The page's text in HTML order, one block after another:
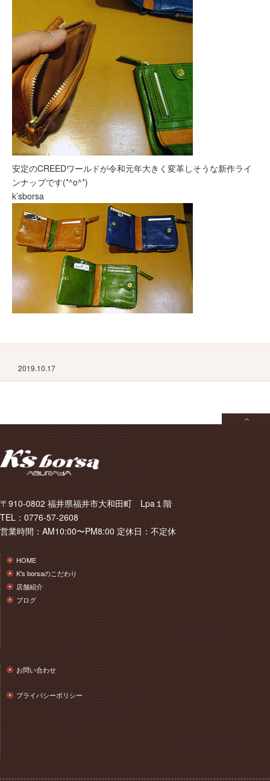
安定のCREEDワールドが令和元年大きく変革しそうな新作ライ
ンナップです(*^o^*)
k’sborsa
2019.10.17
〒910-0802 福井県福井市大和田町 Lpa１階
TEL：0776-57-2608
営業時間：AM10:00〜PM8:00 定休日：不定休
HOME
K's borsaのこだわり
店舗紹介
ブログ
お問い合わせ
プライバシーポリシー